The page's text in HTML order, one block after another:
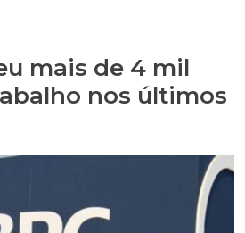
mais de 4 mil
nos últimos